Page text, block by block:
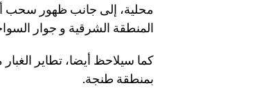
محلية، إلى جانب ظهور سحب
المنطقة الشرقية و جوار
كما سيلاحظ أيضا، تطاير
بمنطقة طنجة.